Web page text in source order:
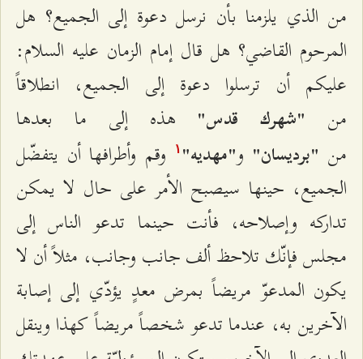
من الذي يلزمنا بأن نرسل دعوة إلى الجميع؟ هل
المرحوم القاضي؟ هل قال إمام الزمان عليه السلام:
عليكم أن ترسلوا دعوة إلى الجميع، انطلاقاً
من "شهرك قدس" هذه إلى ما بعدها
من "برديسان" و"مهديه" ۱
وقم وأطرافها أن يتفضّل
الجميع، حينها سيصبح الأمر على حال لا يمكن
تداركه وإصلاحه، فأنت حينما تدعو الناس إلى
مجلس فإنّك تلاحظ ألف جانب وجانب، مثلاً أن لا
يكون المدعوّ مريضاً بمرض معدٍ يؤدّي إلى إصابة
الآخرين به، عندما تدعو شخصاً مريضاً كهذا وينقل